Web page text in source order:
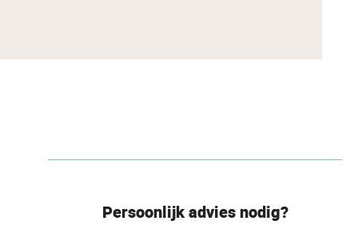
Persoonlijk advies nodig?